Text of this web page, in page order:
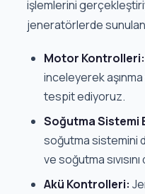
işlemlerini
jeneratörlerde
Motor Kontrolleri:
inceleyerek
tespit ediyoruz.
Soğutma Sistemi
soğutma sistemini
ve soğutma
Akü Kontrolleri: